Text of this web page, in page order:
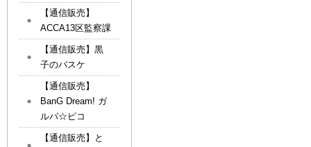
【通信販売】
ACCA13区監察課
【通信販売】黒
子のバスケ
【通信販売】
BanG Dream! ガ
ルパ☆ピコ
【通信販売】と